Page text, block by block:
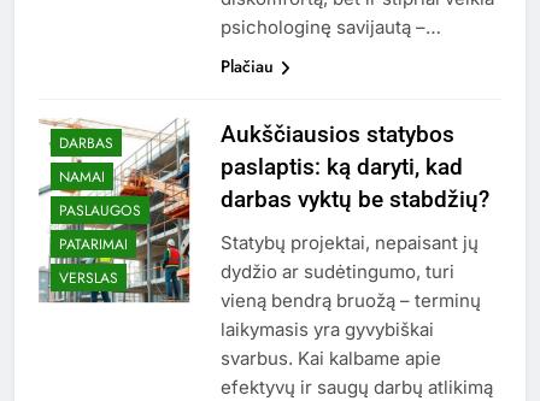
psichologinę savijautą –…
Plačiau
DARBAS
NAMAI
PASLAUGOS
PATARIMAI
VERSLAS
Aukščiausios statybos
paslaptis: ką daryti, kad
darbas vyktų be stabdžių?
Statybų projektai, nepaisant jų
dydžio ar sudėtingumo, turi
vieną bendrą bruožą – terminų
laikymasis yra gyvybiškai
svarbus. Kai kalbame apie
efektyvų ir saugų darbų atlikimą